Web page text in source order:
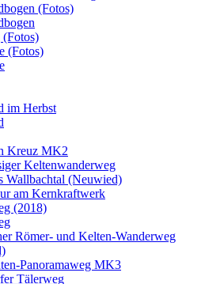
(Fotos)
(Fotos)
(Fotos)
im Herbst
Kreuz MK2
Keltenwanderweg
Wallbachtal (Neuwied)
am Kernkraftwerk
(2018)
Römer- und Kelten-Wanderweg
Panoramaweg MK3
Tälerweg